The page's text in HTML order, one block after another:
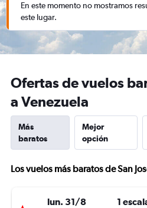
En este momento no mostramos
este lugar.
Ofertas de vuelos
a Venezuela
Más
baratos
Mejor
opción
Los vuelos más baratos de San
lun. 31/8 1